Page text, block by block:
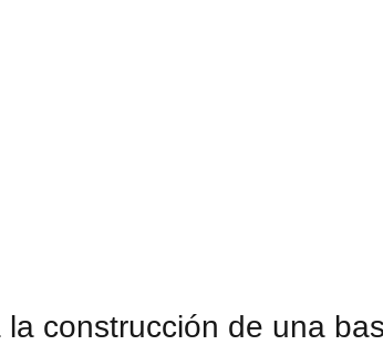
la construcción de una